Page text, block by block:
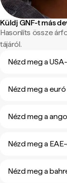
Küldj GNF-t más
Hasonlíts össze
tájáról.
Nézd meg a
Nézd meg a
Nézd meg a
Nézd meg a
Nézd meg a